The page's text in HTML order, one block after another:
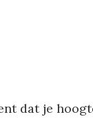
dat je